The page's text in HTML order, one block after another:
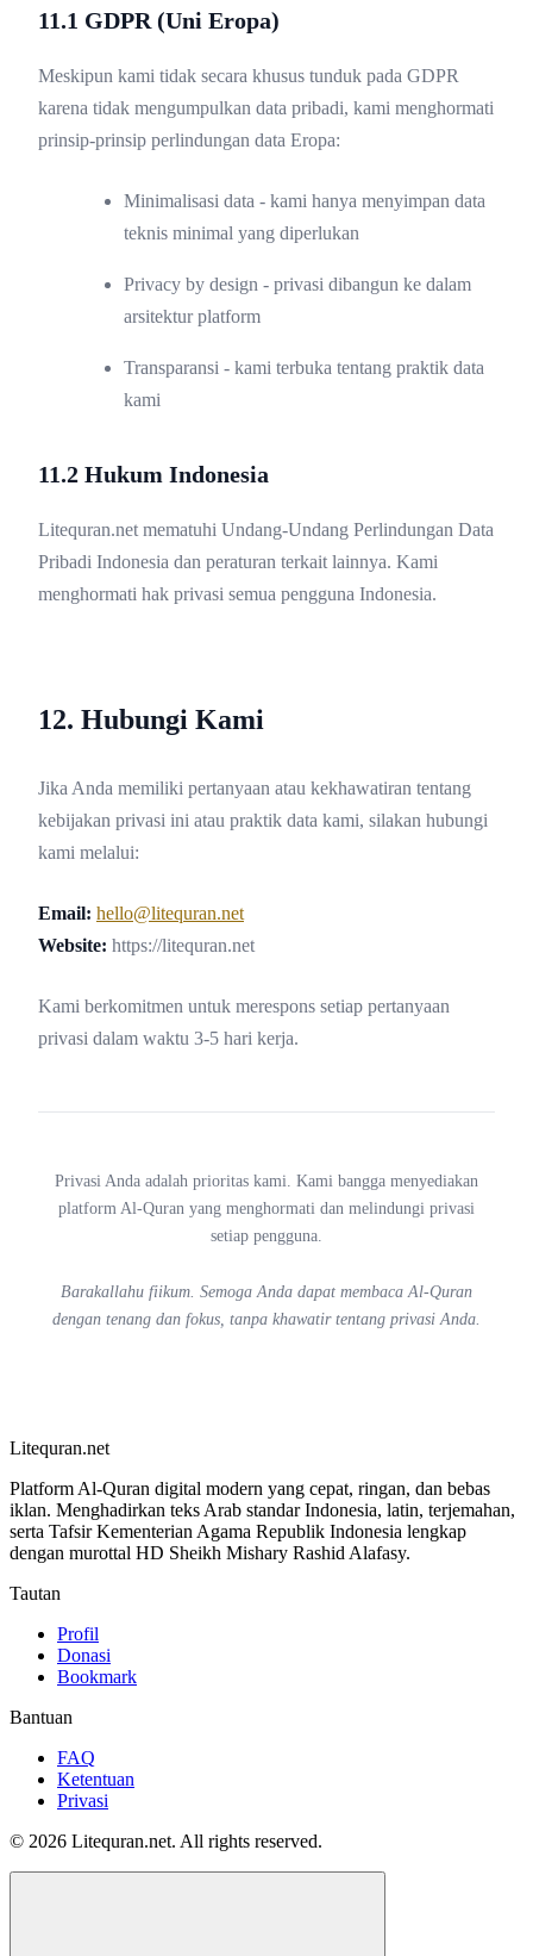
11.1 GDPR (Uni Eropa)
Meskipun kami tidak secara khusus tunduk pada GDPR
karena tidak mengumpulkan data pribadi, kami menghormati
prinsip-prinsip perlindungan data Eropa:
Minimalisasi data - kami hanya menyimpan data
teknis minimal yang diperlukan
Privacy by design - privasi dibangun ke dalam
arsitektur platform
Transparansi - kami terbuka tentang praktik data
kami
11.2 Hukum Indonesia
Litequran.net mematuhi Undang-Undang Perlindungan Data
Pribadi Indonesia dan peraturan terkait lainnya. Kami
menghormati hak privasi semua pengguna Indonesia.
12. Hubungi Kami
Jika Anda memiliki pertanyaan atau kekhawatiran tentang
kebijakan privasi ini atau praktik data kami, silakan hubungi
kami melalui:
Email: ten.naruqetil@olleh
Website: https://litequran.net
Kami berkomitmen untuk merespons setiap pertanyaan
privasi dalam waktu 3-5 hari kerja.
Privasi Anda adalah prioritas kami. Kami bangga menyediakan
platform Al-Quran yang menghormati dan melindungi privasi
setiap pengguna.
Barakallahu fiikum. Semoga Anda dapat membaca Al-Quran
dengan tenang dan fokus, tanpa khawatir tentang privasi Anda.
Litequran.net
Platform Al-Quran digital modern yang cepat, ringan, dan bebas
iklan. Menghadirkan teks Arab standar Indonesia, latin, terjemahan,
serta Tafsir Kementerian Agama Republik Indonesia lengkap
dengan murottal HD Sheikh Mishary Rashid Alafasy.
Tautan
Profil
Donasi
Bookmark
Bantuan
FAQ
Ketentuan
Privasi
© 2026 Litequran.net. All rights reserved.